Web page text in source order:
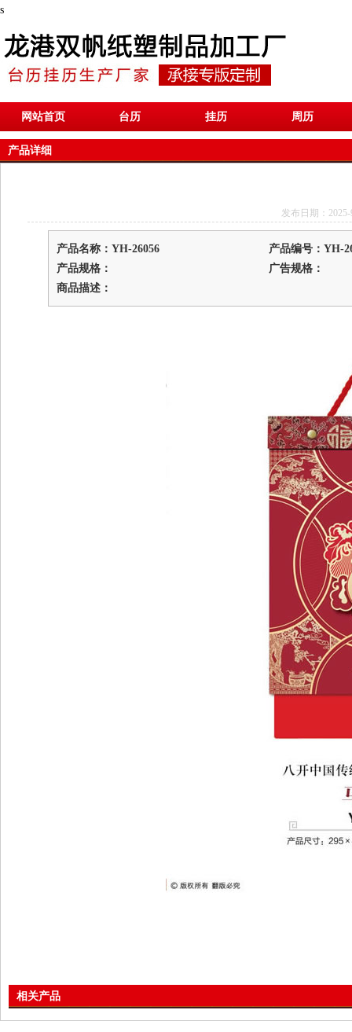
s
网站首页 台历 挂历 周历
产品详细
发布日期：
产品名称：YH-26056
产品编号：YH-
产品规格：
广告规格：
商品描述：
相关产品